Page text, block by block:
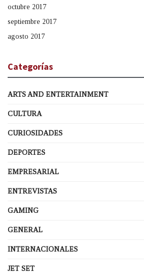
octubre 2017
septiembre 2017
agosto 2017
Categorías
ARTS AND ENTERTAINMENT
CULTURA
CURIOSIDADES
DEPORTES
EMPRESARIAL
ENTREVISTAS
GAMING
GENERAL
INTERNACIONALES
JET SET